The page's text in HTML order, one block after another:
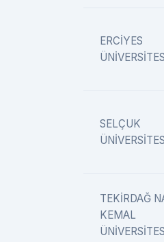
ERCİYES
SELÇUK
TEKİRDAĞ
KEMAL